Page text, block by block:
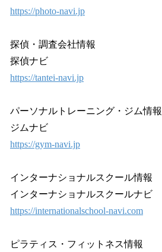
https://photo-navi.jp
探偵・調査会社情報
探偵ナビ
https://tantei-navi.jp
パーソナルトレーニング・ジム情報
ジムナビ
https://gym-navi.jp
インターナショナルスクール情報
インターナショナルスクールナビ
https://internationalschool-navi.com
ピラティス・フィットネス情報